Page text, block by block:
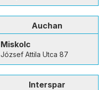
Auchan
Miskolc
József Attila Utca 87
Interspar